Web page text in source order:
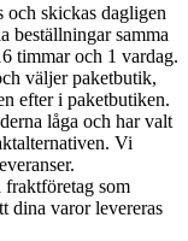
och skickas dagligen
beställningar samma
timmar och 1 vardag.
väljer paketbutik,
efter i paketbutiken.
låga och har valt
Vi
som
dina varor levereras